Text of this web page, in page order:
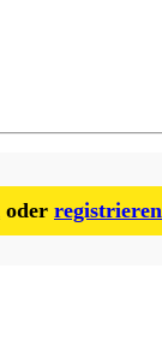
oder registrieren